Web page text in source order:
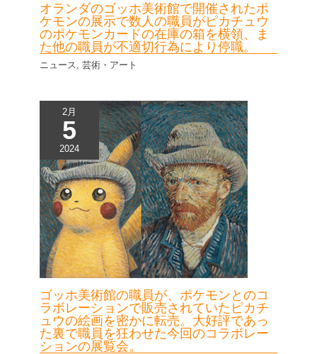
オランダのゴッホ美術館で開催されたポ
ケモンの展示で数人の職員がピカチュウ
のポケモンカードの在庫の箱を横領、ま
た他の職員が不適切行為により停職。
ニュース,芸術・アート
2月
5
2024
ゴッホ美術館の職員が、ポケモンとのコ
ラボレーションで販売されていたピカチ
ュウの絵画を密かに転売。大好評であっ
た裏で職員を狂わせた今回のコラボレー
ションの展覧会。